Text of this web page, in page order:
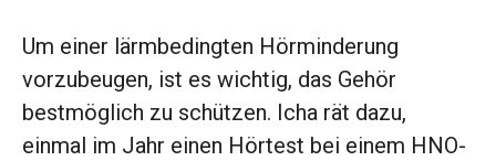
Um einer lärmbedingten Hörminderung
vorzubeugen, ist es wichtig, das Gehör
bestmöglich zu schützen. Icha rät dazu,
einmal im Jahr einen Hörtest bei einem HNO-